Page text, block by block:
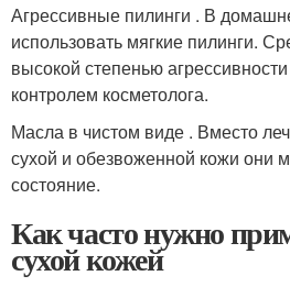
Агрессивные пилинги . В
использовать мягкие пилинги.
высокой степенью
контролем косметолога.
Масла в чистом виде . Вместо
сухой и обезвоженной кожи они
состояние.
Как часто нужно
сухой кожей